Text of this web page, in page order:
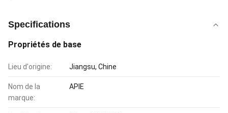
Specifications
Propriétés de base
Lieu d'origine: Jiangsu, Chine
Nom de la
marque:
APIE